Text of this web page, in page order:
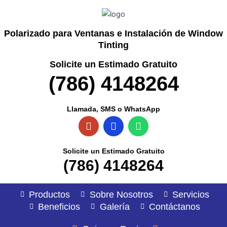
Polarizado para Ventanas e Instalación de Window
Tinting
Solicite un Estimado Gratuito
(786) 4148264
Llamada, SMS o WhatsApp
P
h
o
n
e
-
q
u
a
S
m
s
W
h
a
t
s
a
p
Solicite un Estimado Gratuito
(786) 4148264
Productos Sobre Nosotros
Servicios
Beneficios
Galería Contáctanos